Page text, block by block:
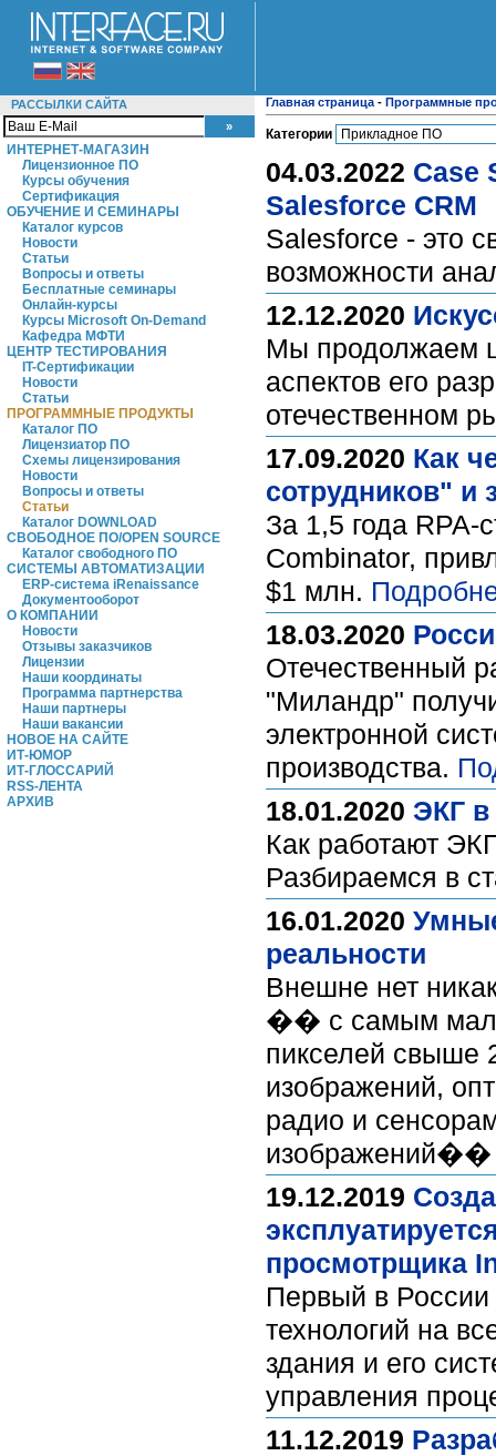
РАССЫЛКИ САЙТА
ИНТЕРНЕТ-МАГАЗИН
Лицензионное ПО
Курсы обучения
Сертификация
ОБУЧЕНИЕ И СЕМИНАРЫ
Каталог курсов
Новости
Статьи
Вопросы и ответы
Бесплатные семинары
Онлайн-курсы
Курсы Microsoft On-Demand
Кафедра МФТИ
ЦЕНТР ТЕСТИРОВАНИЯ
IT-Сертификации
Новости
Статьи
ПРОГРАММНЫЕ ПРОДУКТЫ
Каталог ПО
Лицензиатор ПО
Схемы лицензирования
Новости
Вопросы и ответы
Статьи
Каталог DOWNLOAD
СВОБОДНОЕ ПО/OPEN SOURCE
Каталог свободного ПО
СИСТЕМЫ АВТОМАТИЗАЦИИ
ERP-система iRenaissance
Документооборот
О КОМПАНИИ
Новости
Отзывы заказчиков
Лицензии
Наши координаты
Программа партнерства
Наши партнеры
Наши вакансии
НОВОЕ НА САЙТЕ
ИТ-ЮМОР
ИТ-ГЛОССАРИЙ
RSS-ЛЕНТА
АРХИВ
Главная страница - Программные
Категории
04.03.2022 Case
Salesforce CRM
Salesforce - это
возможности
12.12.2020
Мы продолжаем
аспектов его
отечественном
17.09.2020 Как
сотрудников" и
За 1,5 года RPA-
Combinator,
$1 млн.
18.03.2020
Отечественный
"Миландр"
электронной
производства.
18.01.2020 ЭКГ
Как работают
Разбираемся в
16.01.2020
реальности
Внешне нет
�� с самым
пикселей свыше
изображений,
радио и
19.12.2019
просмотрщика
Первый в
технологий на
здания и его
управления
11.12.2019